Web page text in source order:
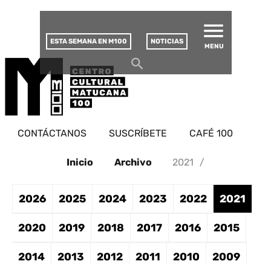
CULTURAL
ESTA SEMANA EN M100 NOTICIAS
MENU
CONTÁCTANOS SUSCRÍBETE CAFÉ 100
Inicio Archivo 2021 /
2026 2025 2024 2023 2022 2021
2020 2019 2018 2017 2016 2015
2014 2013 2012 2011 2010 2009